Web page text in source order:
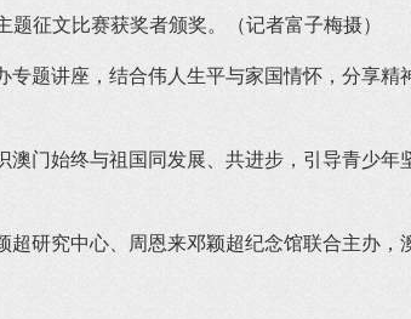
题征文比赛获奖者颁奖。（记者富子梅摄）
题讲座，结合伟人生平与家国情怀，分享
门始终与祖国同发展、共进步，引导青少
研究中心、周恩来邓颖超纪念馆联合主办，